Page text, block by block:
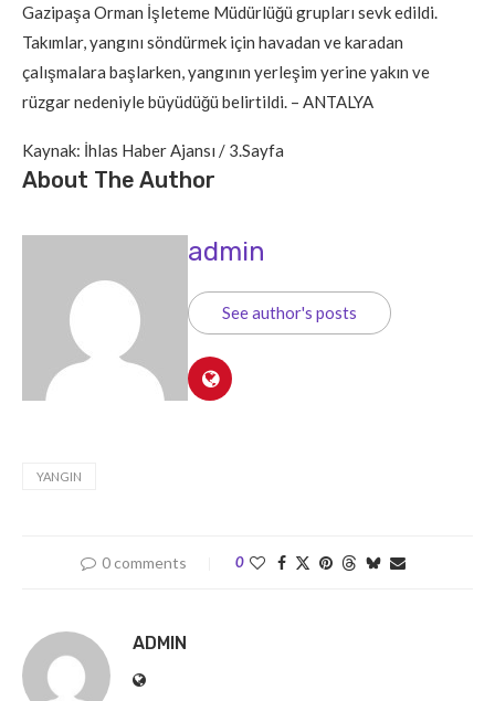
Gazipaşa Orman İşleteme Müdürlüğü grupları sevk edildi.
Takımlar, yangını söndürmek için havadan ve karadan
çalışmalara başlarken, yangının yerleşim yerine yakın ve
rüzgar nedeniyle büyüdüğü belirtildi. – ANTALYA
Kaynak: İhlas Haber Ajansı / 3.Sayfa
About The Author
admin
See author's posts
YANGIN
0 comments 0
ADMIN